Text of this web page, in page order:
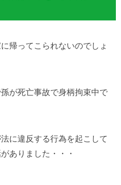
帰ってこられないのでしょ
が死亡事故で身柄拘束中で
に違反する行為を起こして
ありました・・・